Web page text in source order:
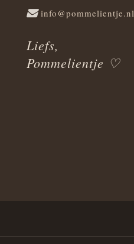
info@pommelientje.nl
Liefs,
Pommelientje ♡